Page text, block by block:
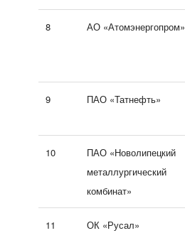
8 АО «Атомэнергопром»
9 ПАО «Татнефть»
10
ПАО «Новолипецкий
металлургический
комбинат»
11 ОК «Русал»